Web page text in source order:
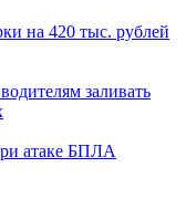
на 420 тыс. рублей
заливать
атаке БПЛА